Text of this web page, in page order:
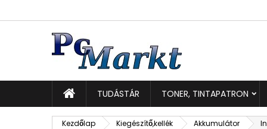
TUDÁSTÁR TONER, TINTAPATRON
Kezdőlap Kiegészítő,kellék Akkumulátor